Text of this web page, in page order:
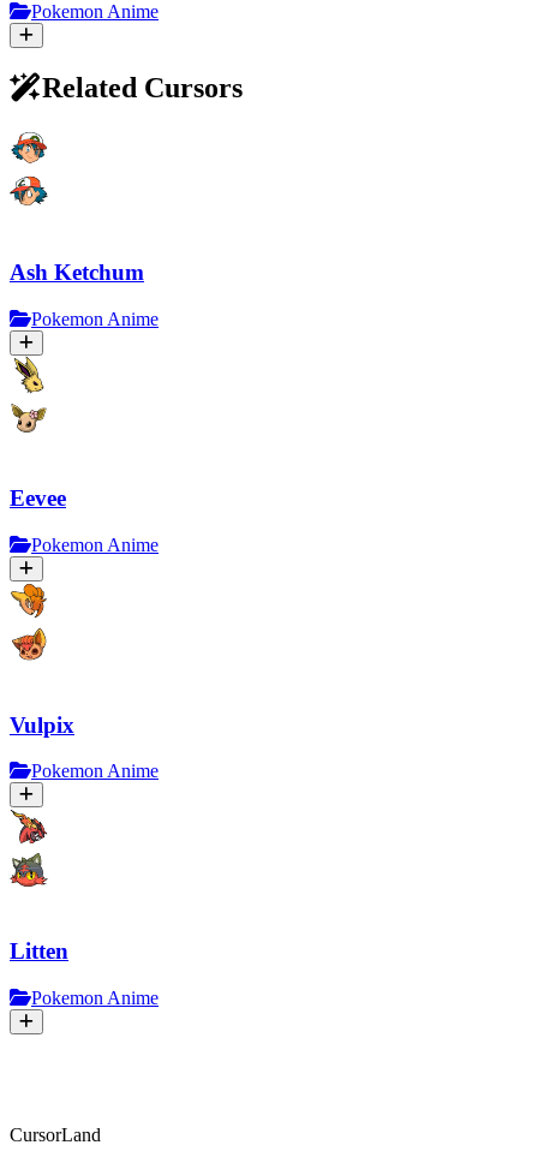
Pokemon Anime
Related Cursors
Ash Ketchum
Pokemon Anime
Eevee
Pokemon Anime
Vulpix
Pokemon Anime
Litten
Pokemon Anime
CursorLand